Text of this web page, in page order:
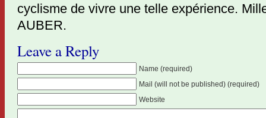
cyclisme de vivre une telle expérience.
AUBER.
Leave a Reply
Name (required)
Mail (will not be published) (required)
Website